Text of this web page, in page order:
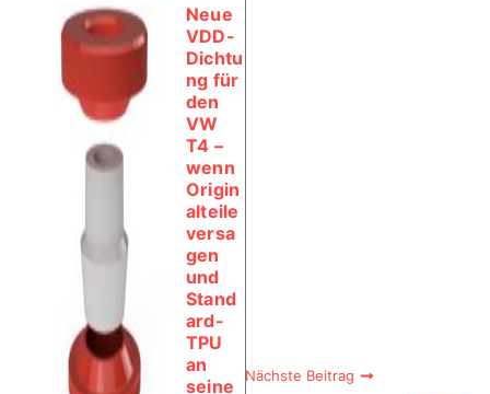
Neue
VDD-
Dichtu
ng für
den
VW
T4 –
wenn
Origin
alteile
versa
gen
und
Stand
ard-
TPU
an
seine
Nächste Beitrag